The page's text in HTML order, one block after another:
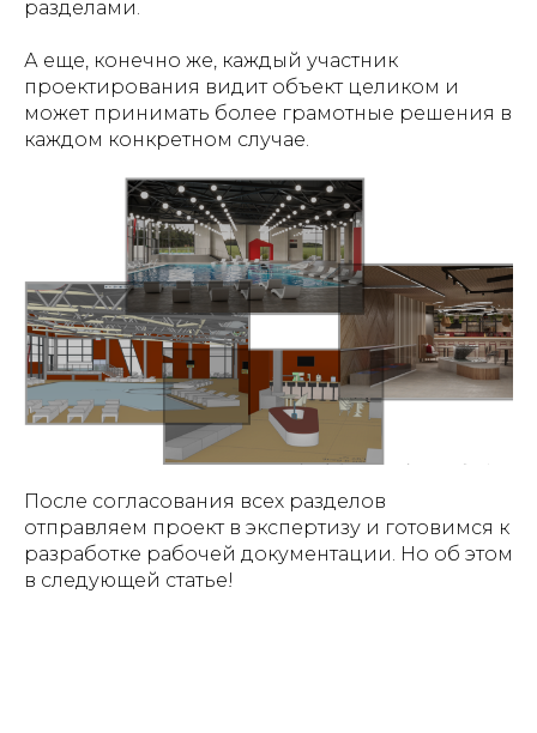
разделами.
А еще, конечно же, каждый участник
проектирования видит объект целиком и
может принимать более грамотные решения в
каждом конкретном случае.
После согласования всех разделов
отправляем проект в экспертизу и готовимся к
разработке рабочей документации. Но об этом
в следующей статье!